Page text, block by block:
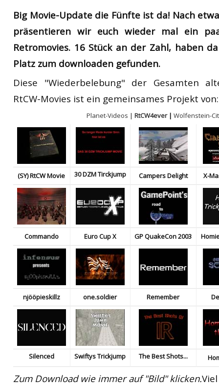
ET:QW Movies
DB Misc
Wolfenstein Movies
ET Scene
ET:QW Scene
General News
Game News
RtCW Feintuning
Big Movie-Update die Fünfte ist da! Nach
präsentieren wir euch wieder mal ein
Retromovies. 16 Stück an der Zahl, haben
Platz zum downloaden gefunden.
Diese "Wiederbelebung" der Gesamten
RtCW-Movies ist ein gemeinsames Projekt von:
Planet-Videos |RtCW4ever|Wolfenstein-
(SY) RtCW Movie 30 DZM Tirckjump Campers Delight X-
Commando Euro Cup X GP QuakeCon 2003
njööpieskillz one.soldier Remember
Silenced Swiftys Trickjump The Best Shots...
Zum Download wie immer auf "Bild" klicken.